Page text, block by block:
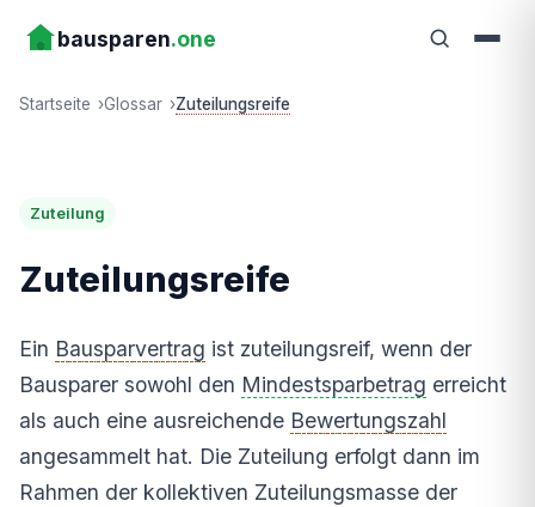
bausparen.one
Startseite Glossar Zuteilungsreife
Zuteilung
Zuteilungsreife
Ein Bausparvertrag ist zuteilungsreif, wenn der
Bausparer sowohl den Mindestsparbetrag erreicht
als auch eine ausreichende Bewertungszahl
angesammelt hat. Die Zuteilung erfolgt dann im
Rahmen der kollektiven Zuteilungsmasse der